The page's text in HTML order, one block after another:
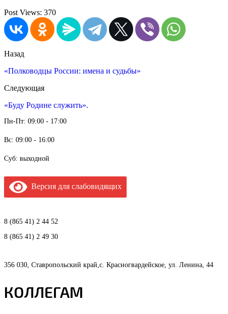
Post Views: 370
Назад
«Полководцы России: имена и судьбы»
Следующая
«Буду Родине служить».
Пн-Пт: 09:00 - 17:00
Вс: 09:00 - 16:00
Суб: выходной
Версия для слабовидящих
8 (865 41) 2 44 52
8 (865 41) 2 49 30
356 030, Ставропольский край,с. Красногвардейское, ул. Ленина, 44
КОЛЛЕГАМ